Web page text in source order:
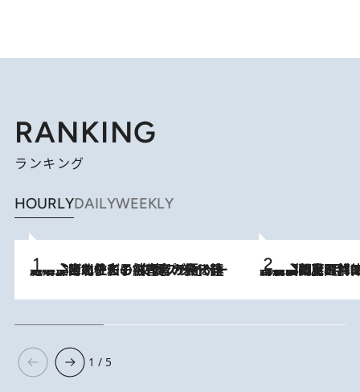
RANKING
ランキング
HOURLYDAILYWEEKLY
2026.8.3
《「文士の子ども被害者の会」発足！》阿川佐和子（72）が語る遠藤周作に北杜夫、劇作家・矢代静一の子どもたちの“文豪プライベート事件簿” 2026.8.8
「最後に見られてよかった」上野動物園の東園パンダ舎が解体前に特別公開。8月16日まで延長されたパネル展と共に辿る“半世紀”のパンダ飼育《解体工事の図面あり》
1 / 5